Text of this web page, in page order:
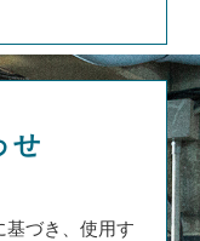
せ
基づき、使用す